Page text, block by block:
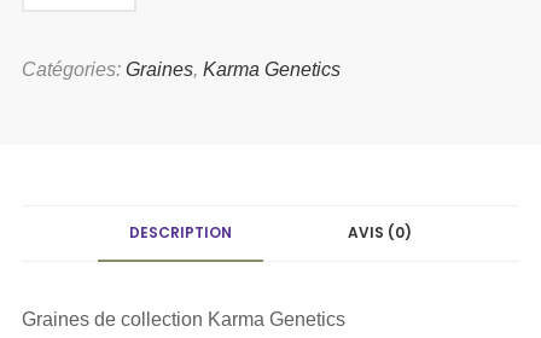
Catégories: Graines, Karma Genetics
DESCRIPTION AVIS (0)
Graines de collection Karma Genetics